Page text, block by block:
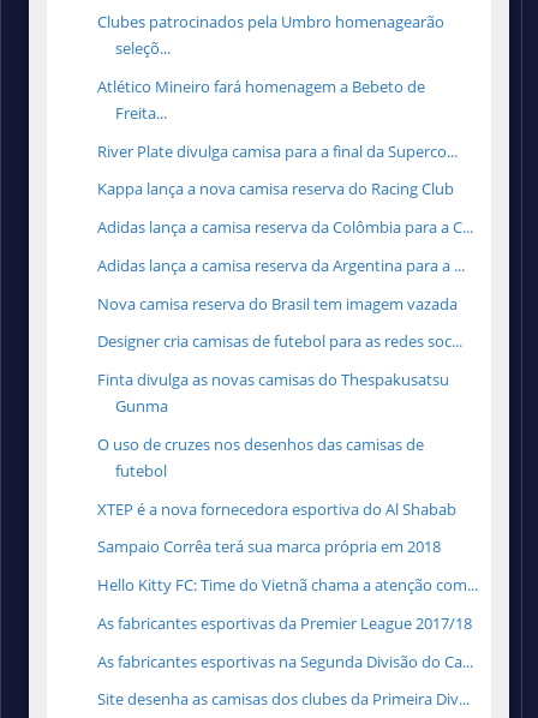
Clubes patrocinados pela Umbro homenagearão
seleçõ...
Atlético Mineiro fará homenagem a Bebeto de
Freita...
River Plate divulga camisa para a final da Superco...
Kappa lança a nova camisa reserva do Racing Club
Adidas lança a camisa reserva da Colômbia para a C...
Adidas lança a camisa reserva da Argentina para a ...
Nova camisa reserva do Brasil tem imagem vazada
Designer cria camisas de futebol para as redes soc...
Finta divulga as novas camisas do Thespakusatsu
Gunma
O uso de cruzes nos desenhos das camisas de
futebol
XTEP é a nova fornecedora esportiva do Al Shabab
Sampaio Corrêa terá sua marca própria em 2018
Hello Kitty FC: Time do Vietnã chama a atenção com...
As fabricantes esportivas da Premier League 2017/18
As fabricantes esportivas na Segunda Divisão do Ca...
Site desenha as camisas dos clubes da Primeira Div...